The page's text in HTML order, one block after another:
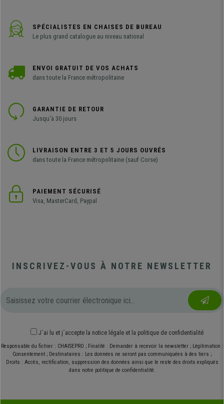
SPÉCIALISTES EN CHAISES DE BUREAU
Le plus grand catalogue au niveau national
ENVOI GRATUIT DE VOS ACHATS
dans toute la France métropolitaine
GARANTIE DE RETOUR
Jusqu'à 30 jours
LIVRAISON ENTRE 3 ET 5 JOURS OUVRÉS
dans toute la France métropolitaine (sauf Corse)
PAIEMENT SÉCURISÉ
Visa, MasterCard, Paypal
INSCRIVEZ-VOUS À NOTRE NEWSLETTER
J´ai lu et j´accepte la notice légale et la politique de confidentialité
Responsable du fichier : CHAISEPRO ; Finalité : Demander à recevoir la newsletter ; Légitimation :
Consentement ; Destinataires : Les données ne seront pas communiquées à des tiers ;
Droits : Accès, rectification, suppression des données ainsi que le reste des droits expliqués
dans notre politique de confidentialité.